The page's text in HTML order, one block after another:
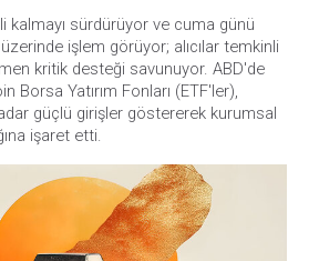
kalmayı sürdürüyor ve cuma günü
işlem görüyor; alıcılar temkinli
kritik desteği savunuyor. ABD'de
Borsa Yatırım Fonları (ETF'ler),
güçlü girişler göstererek kurumsal
işaret etti.